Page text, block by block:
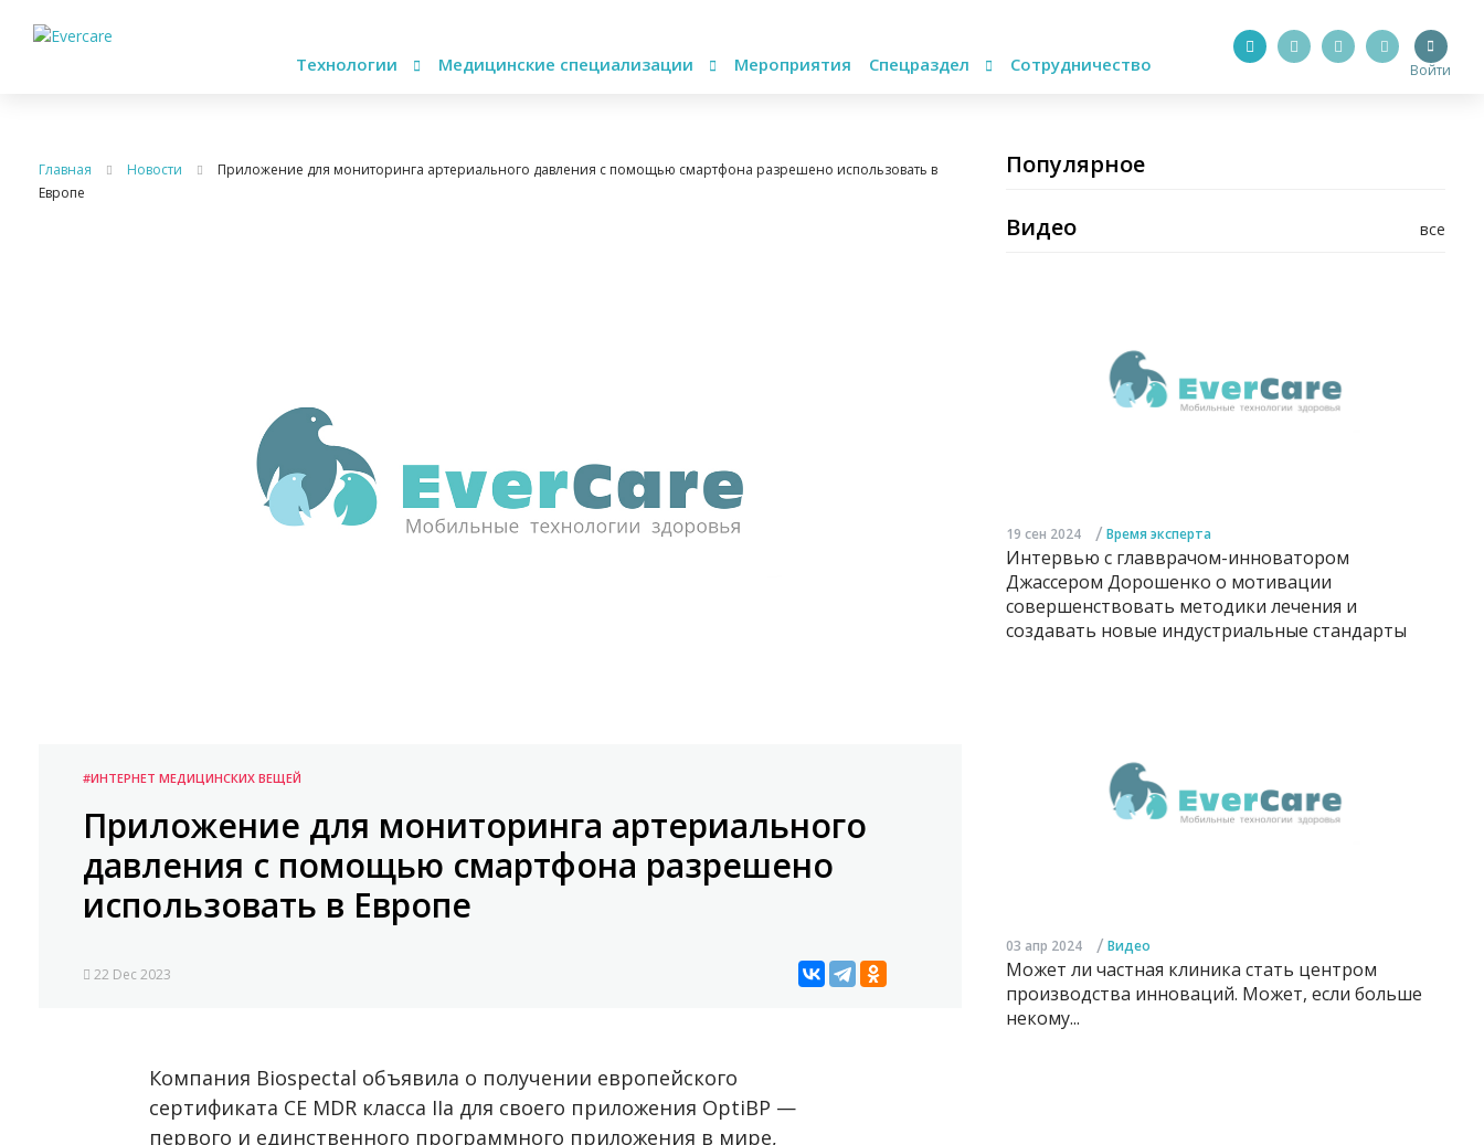
Технологии Медицинские специализации Мероприятия Спецраздел Сотрудничество Войти
Главная Новости
Приложение для мониторинга артериального давления с помощью смартфона разрешено использовать в
Европе
#ИНТЕРНЕТ МЕДИЦИНСКИХ ВЕЩЕЙ
Приложение для мониторинга артериального
давления с помощью смартфона разрешено
использовать в Европе
22 Dec 2023
Компания Biospectal объявила о получении европейского
сертификата CE MDR класса IIa для своего приложения OptiBP —
первого и единственного программного приложения в мире,
Популярное
все
Видео
19 сен 2024 / Время эксперта
Интервью с главврачом-инноватором
Джассером Дорошенко о мотивации
совершенствовать методики лечения и
создавать новые индустриальные стандарты
03 апр 2024 / Видео
Может ли частная клиника стать центром
производства инноваций. Может, если больше
некому...